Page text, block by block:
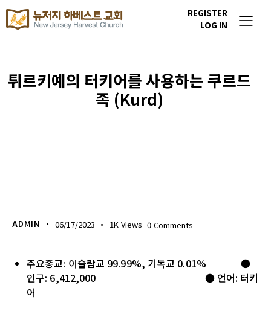
REGISTER
LOG IN
튀르키예의 터키어를 사용하는 쿠르드
족 (Kurd)
ADMIN 06/17/2023 1K Views 0 Comments
주요종교: 이슬람교 99.99%, 기독교 0.01% ●
인구: 6,412,000 ● 언어: 터키
어